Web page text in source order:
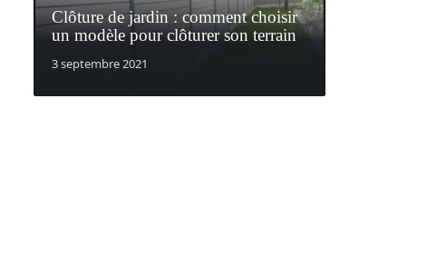
Clôture de jardin : comment choisir
un modèle pour clôturer son terrain
3 septembre 2021